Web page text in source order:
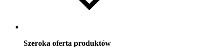
Szeroka oferta produktów